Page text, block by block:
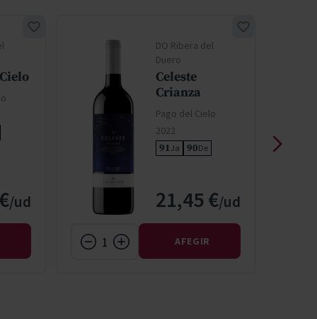
DO Ribera del
Duero
Celeste
Crianza
Pago del Cielo
2022
91Ja 90De
21,45 €
AFEGIR